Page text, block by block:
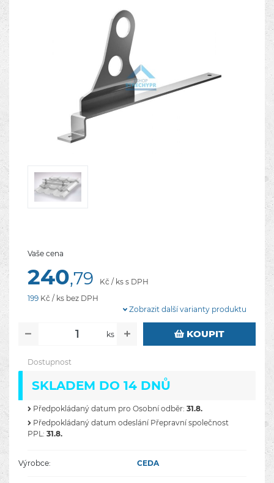
Vaše cena
240,79
Kč / ks s DPH
199 Kč / ks bez DPH
Zobrazit další varianty produktu
ks KOUPIT
Dostupnost
SKLADEM DO 14 DNŮ
Předpokládaný datum pro Osobní odběr: 31.8.
Předpokládaný datum odeslání Přepravní společnost
PPL: 31.8.
Výrobce: CEDA